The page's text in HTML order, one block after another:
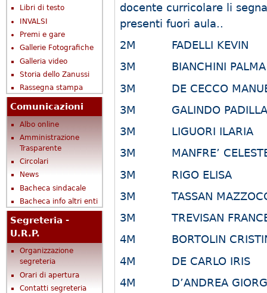
docente curricolare li
presenti fuori aula..
2M FADELLI KEVIN
3M BIANCHINI PALMA
3M DE CECCO
3M GALINDO PADILLA
3M LIGUORI ILARIA
3M MANFRE’
3M RIGO ELISA
3M TASSAN
3M TREVISAN
4M BORTOLIN
4M DE CARLO IRIS
4M D’ANDREA
Libri di testo
INVALSI
Premi e gare
Gallerie Fotografiche
Galleria video
Storia dello Zanussi
Rassegna stampa
Comunicazioni
Albo online
Amministrazione
Trasparente
Circolari
News
Bacheca sindacale
Bacheca info altri enti
Segreteria -
U.R.P.
Organizzazione
segreteria
Orari di apertura
Contatti segreteria